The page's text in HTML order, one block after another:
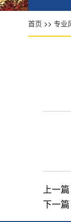
首页 >> 专业
上一篇
下一篇